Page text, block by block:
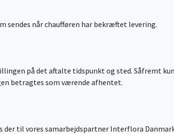
sendes når chaufføren har bekræftet levering.
på det aftalte tidspunkt og sted. Såfremt
betragtes som værende afhentet.
til vores samarbejdspartner Interflora